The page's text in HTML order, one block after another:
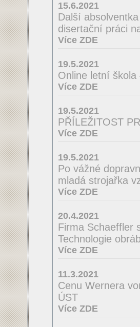
15.6.2021
Další
disertační práci
Více ZDE
19.5.2021
Online letní
Více ZDE
19.5.2021
PŘÍLEŽITOST
Více ZDE
19.5.2021
Po vážné
mladá strojařka
Více ZDE
20.4.2021
Firma Schaeffler
Technologie
Více ZDE
11.3.2021
Cenu Wernera
ÚST
Více ZDE